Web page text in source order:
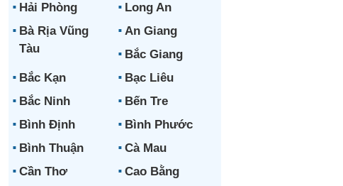
Hải Phòng
Long An
Bà Rịa Vũng
Tàu
An Giang
Bắc Giang
Bắc Kạn
Bạc Liêu
Bắc Ninh
Bến Tre
Bình Định
Bình Phước
Bình Thuận
Cà Mau
Cần Thơ
Cao Bằng